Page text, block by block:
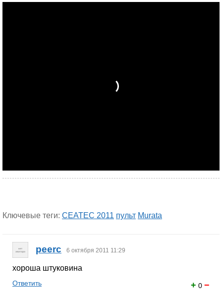
Ключевые теги: CEATEC 2011 пульт Murata
peerc 6 октября 2011 11:29
хороша штуковина
+ 0 −
Ответить